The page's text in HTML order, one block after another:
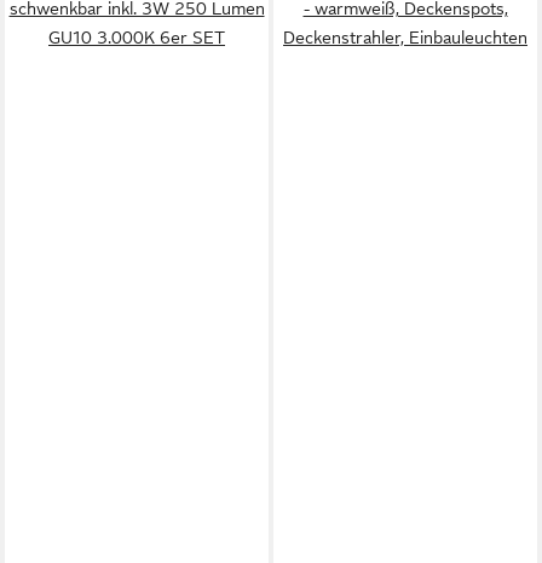
schwenkbar inkl. 3W 250 Lumen
GU10 3.000K 6er SET
- warmweiß, Deckenspots,
Deckenstrahler, Einbauleuchten